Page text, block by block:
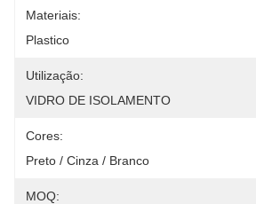
Materiais:
Plastico
Utilização:
VIDRO DE ISOLAMENTO
Cores:
Preto / Cinza / Branco
MOQ: